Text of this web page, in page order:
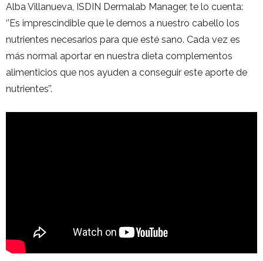
Alba Villanueva, ISDIN Dermalab Manager, te lo cuenta:
‘’Es imprescindible que le demos a nuestro cabello los
nutrientes necesarios para que esté sano. Cada vez es
más normal aportar en nuestra dieta complementos
alimenticios que nos ayuden a conseguir este aporte de
nutrientes’’.